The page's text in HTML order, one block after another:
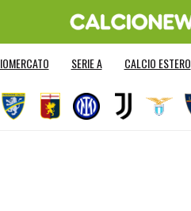
SERIE A CALCIO ESTERO